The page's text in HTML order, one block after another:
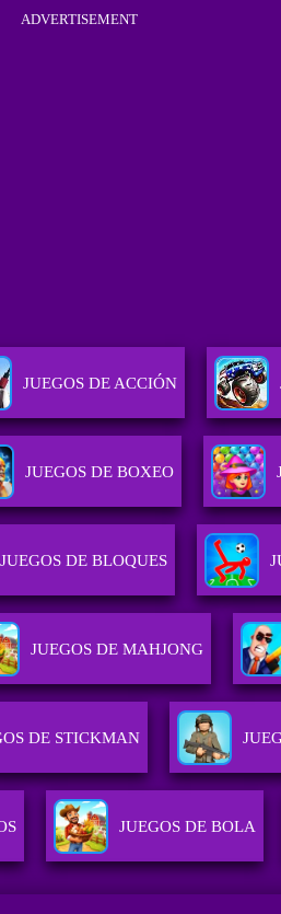
ADVERTISEMENT
JUEGOS DE ACCIÓN
JUEGOS DE BOXEO
JUEGOS DE BLOQUES
JUEGOS DE MAHJONG
DE STICKMAN
JUEGOS DE BOLA